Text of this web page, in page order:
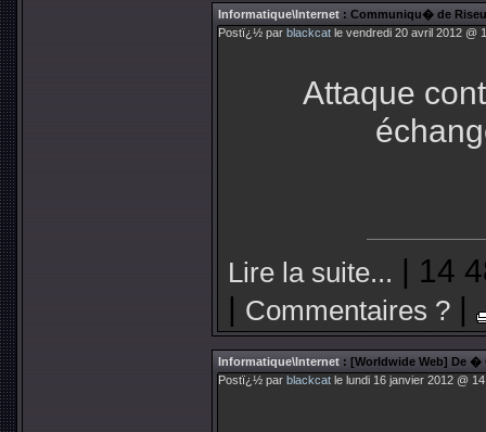
Informatique\Internet : Communiqu� de
Postï¿½ par blackcat le vendredi 20 avril 2012 @
Attaque
Lire la suite... | 14
| Commentaires ? |
Informatique\Internet : [Worldwide Web] De
Postï¿½ par blackcat le lundi 16 janvier 2012 @